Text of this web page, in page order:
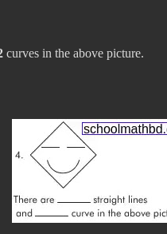
curves in the above picture.